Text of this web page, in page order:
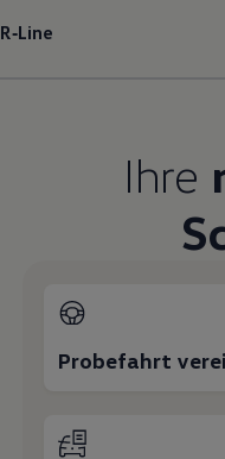
Live
Magazin
Transport
Familie
R‑Line
Ihre
Probefahrt